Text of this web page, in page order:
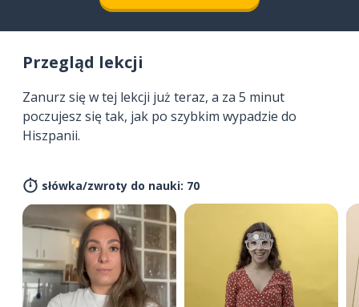
Przegląd lekcji
Zanurz się w tej lekcji już teraz, a za 5 minut
poczujesz się tak, jak po szybkim wypadzie do
Hiszpanii.
słówka/zwroty do nauki: 70